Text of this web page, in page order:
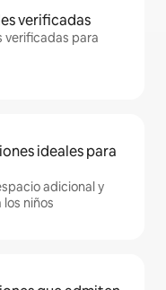
verificadas
verificadas para
ideales para
adicional y
niños